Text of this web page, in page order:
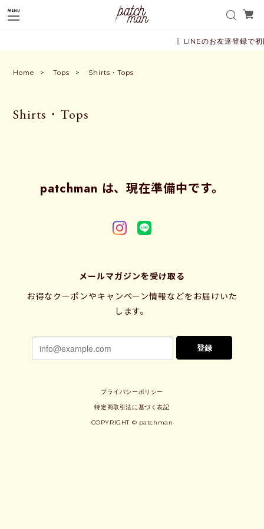
〖LINEのお友達登録で
Home Tops Shirts・Tops
Shirts・Tops
patchman は、現在準備中です。
メールマガジンを受け取る
お得なクーポンやキャンペーン情報などをお届けいた
します。
登録
プライバシーポリシー
特定商取引法に基づく表記
COPYRIGHT © patchman